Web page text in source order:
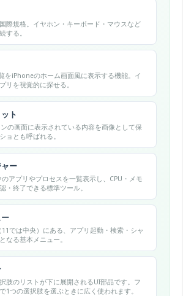
際規格。イヤホン・キーボード・マウスなど
する。
をiPhoneのホーム画面風に表示する機能。イ
リを視覚的に探せる。
ト
の画面に表示されている内容を画像として保
ョとも呼ばれる。
ー
アプリやプロセスを一覧表示し、CPU・メモ
・終了できる標準ツール。
では中央）にある、アプリ起動・検索・シャ
なる基本メニュー。
肢のリストが下に展開されるUI部品です。フ
1つの選択肢を選ぶときに広く使われます。